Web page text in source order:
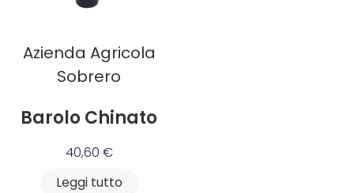
Azienda Agricola
Sobrero
Barolo Chinato
40,60 €
Leggi tutto